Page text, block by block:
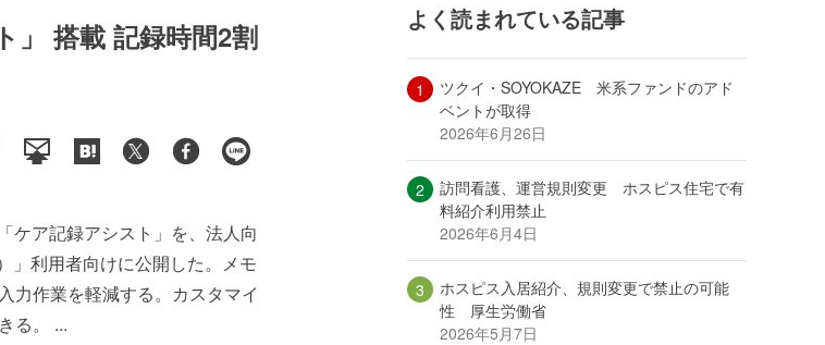
」 搭載 記録時間2割
ケア記録アシスト」を、法人向
」利用者向けに公開した。メモ
力作業を軽減する。カスタマイ
る。 ...
よく読まれている記事
ツクイ・SOYOKAZE 米系ファンドのアド
ベントが取得
2026年6月26日
訪問看護、運営規則変更 ホスピス住宅で有
料紹介利用禁止
2026年6月4日
ホスピス入居紹介、規則変更で禁止の可能
性 厚生労働省
2026年5月7日